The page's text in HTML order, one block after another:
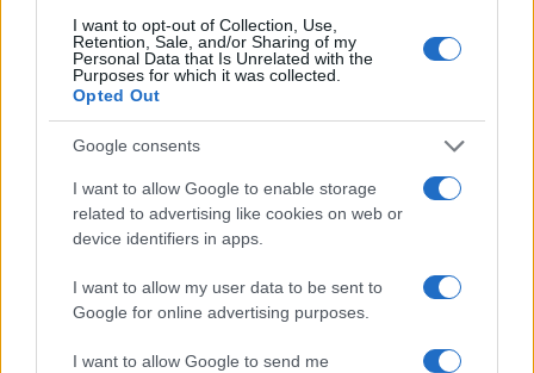
I want to opt-out of Collection, Use,
Retention, Sale, and/or Sharing of my
Personal Data that Is Unrelated with the
Purposes for which it was collected.
Opted Out
Google consents
I want to allow Google to enable storage
related to advertising like cookies on web or
device identifiers in apps.
I want to allow my user data to be sent to
Google for online advertising purposes.
I want to allow Google to send me